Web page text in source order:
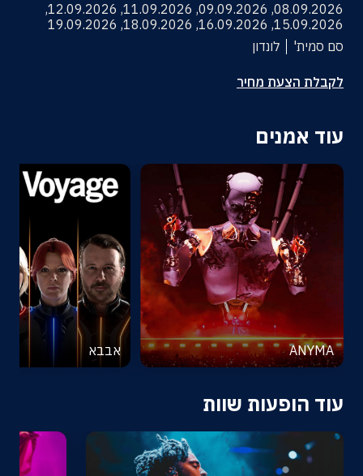
08.09.2026
,
09.09.2026
,
11.09.2026
,
12.09.2026
,
15.09.2026
,
16.09.2026
,
18.09.2026
,
19.09.2026
סם סמית'
לונדון
לקבלת הצעת מחיר
עוד אמנים
ANYMA אבבא
עוד הופעות שוות